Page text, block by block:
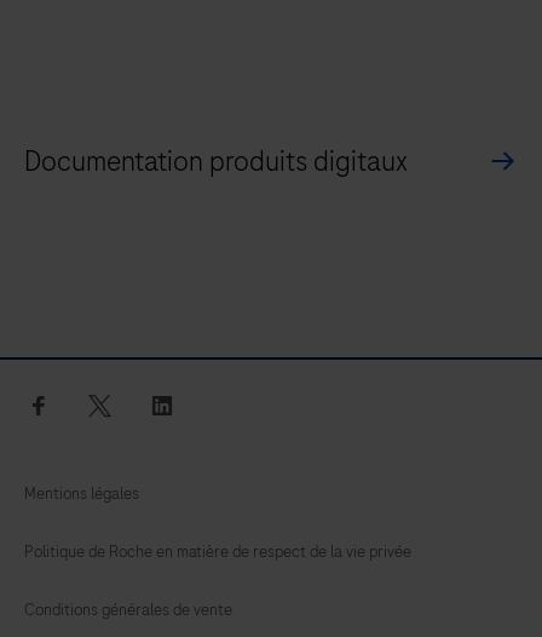
Documentation produits digitaux
facebook twitter
Mentions légales
Politique de Roche en matière de respect de la vie privée
Conditions générales de vente